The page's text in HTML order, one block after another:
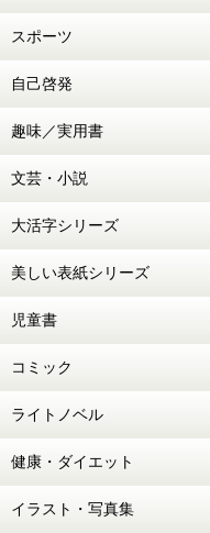
スポーツ
自己啓発
趣味／実用書
文芸・小説
大活字シリーズ
美しい表紙シリーズ
児童書
コミック
ライトノベル
健康・ダイエット
イラスト・写真集